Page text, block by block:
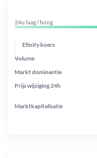
24u laag / hoog
Efinity koers
Prijs wijziging 24h
Markt dominantie
Marktkapitalisatie
Volume